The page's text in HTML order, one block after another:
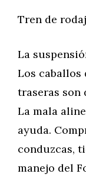
Tren de
La
Los caballos
traseras son
La mala
ayuda.
conduzcas,
manejo del